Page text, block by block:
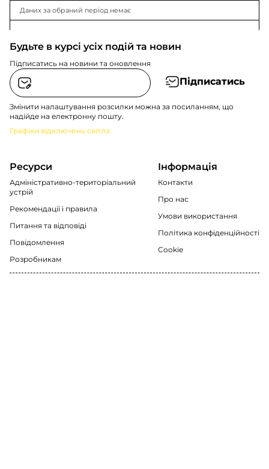
Даних за обраний період немає
Будьте в курсі усіх подій та новин
Підписатись на новини та оновлення
Підписатись
Змінити налаштування розсилки можна за посиланням, що
надійде на електронну пошту.
Графіки відключень світла
Ресурси
Адміністративно-територіальний
устрій
Рекомендації i правила
Питання та відповіді
Повідомлення
Розробникам
Інформація
Контакти
Про нас
Умови використання
Політика конфіденційності
Cookie